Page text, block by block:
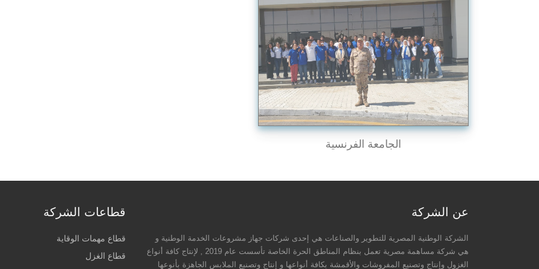
الجامعة الفرنسية
عن الشركة
الشركة الوطنية المصرية للتطوير والصناعات هي إحدى شركات جهاز مشروعات الخدمة الوطنية و
هي شركة مساهمة مصرية تعمل بنظام المناطق الحرة الخاصة تأسست عام 2019 , لإنتاج كافة أنواع
الغزول وإنتاج وتصنيع المفروشات والأقمشة بكافة أنواعها و إنتاج وتصنيع الملابس الجاهزة بأنوعها
قطاعات الشركة
قطاع مهمات الوقاية
قطاع الغزل